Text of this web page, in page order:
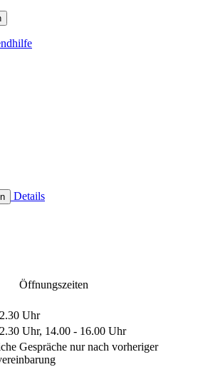
Details
Öffnungszeiten
Uhr
Uhr, 14.00 - 16.00 Uhr
Gespräche nur nach vorheriger